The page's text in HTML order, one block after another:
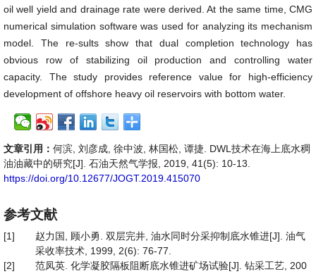
oil well yield and drainage rate were derived. At the same time, CMG
numerical simulation software was used for analyzing its mechanism
model. The re-sults show that dual completion technology has
obvious row of stabilizing oil production and controlling water
capacity. The study provides reference value for high-efficiency
development of offshore heavy oil reservoirs with bottom water.
文章引用： 何滨, 刘彦成, 徐中波, 林国松, 谭捷. DWL技术在海上底水稠
油油藏中的研究[J]. 石油天然气学报, 2019, 41(5): 10-13.
https://doi.org/10.12677/JOGT.2019.415070
参考文献
[1]
赵力国, 顾小勇. 双层完井, 油水同时分采抑制底水锥进[J]. 油气
采收率技术, 1999, 2(6): 76-77.
[2]
范凤英. 化学凝胶隔板阻断底水锥进矿场试验[J]. 钻采工艺, 200